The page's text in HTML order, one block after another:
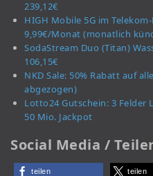
239,12€
HIGH Mobile 5G im
9,99€/Monat (monatlich
SodaStream Duo (Titan)
106,15€
NKD Sale: 50% Rabatt auf
abgezogen)
Lotto24 Gutschein: 3 Felder
50 Mio. Jackpot
Social Media /
teilen teilen